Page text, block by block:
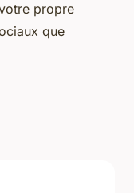
propre
que